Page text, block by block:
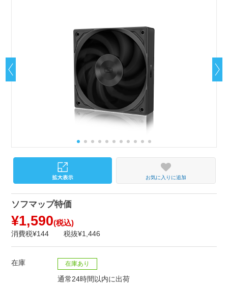
お気に入りに追加
ソフマップ特価
¥1,590(税込)
消費税¥144 税抜¥1,446
在庫 在庫あり
通常24時間以内に出荷